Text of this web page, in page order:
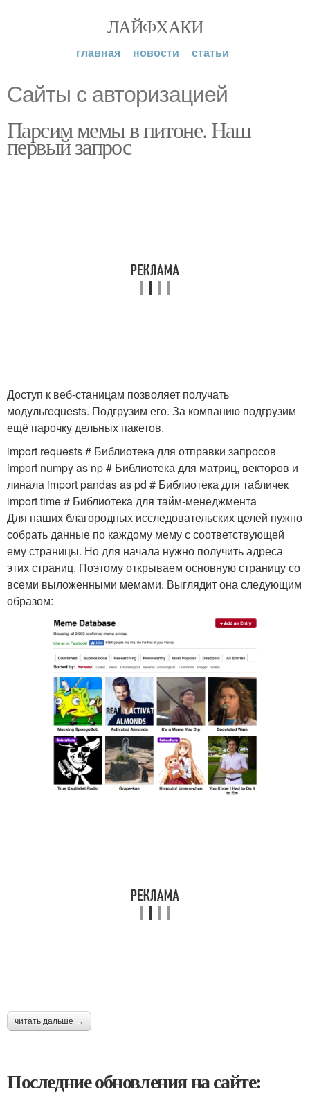
ЛАЙФХАКИ
главная новости статьи
Сайты с авторизацией
Парсим мемы в питоне. Наш
первый запрос
Доступ к веб-станицам позволяет получать
модульrequests. Подгрузим его. За компанию подгрузим
ещё парочку дельных пакетов.
import requests # Библиотека для отправки запросов
import numpy as np # Библиотека для матриц, векторов и
линала import pandas as pd # Библиотека для табличек
import time # Библиотека для тайм-менеджмента
Для наших благородных исследовательских целей нужно
собрать данные по каждому мему с соответствующей
ему страницы. Но для начала нужно получить адреса
этих страниц. Поэтому открываем основную страницу со
всеми выложенными мемами. Выглядит она следующим
образом:
читать дальше →
Последние обновления на сайте: